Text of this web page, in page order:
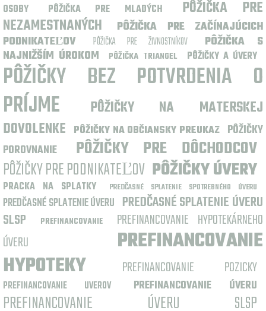
OSOBY
PÔŽIČKA PRE MLADÝCH
PÔŽIČKA PRE
NEZAMESTNANÝCH
PÔŽIČKA PRE ZAČÍNAJÚCICH
PODNIKATEĽOV
PÔŽIČKA PRE ŽIVNOSTNÍKOV
PÔŽIČKA S
NAJNIŽŠÍM ÚROKOM
PÔŽIČKA TRIANGEL PÔŽIČKY A ÚVERY
PÔŽIČKY BEZ POTVRDENIA O
PRÍJME
PÔŽIČKY NA MATERSKEJ
DOVOLENKE PÔŽIČKY NA OBČIANSKY PREUKAZ PÔŽIČKY
POROVNANIE
PÔŽIČKY PRE DÔCHODCOV
PÔŽIČKY PRE PODNIKATEĽOV PÔŽIČKY ÚVERY
PRACKA NA SPLATKY PREDČASNÉ SPLATENIE SPOTREBNÉHO ÚVERU
PREDČASNÉ SPLATENIE ÚVERU PREDČASNÉ SPLATENIE ÚVERU
SLSP
PREFINANCOVANIE
PREFINANCOVANIE HYPOTEKÁRNEHO
ÚVERU
PREFINANCOVANIE
HYPOTEKY
PREFINANCOVANIE POZICKY
PREFINANCOVANIE UVEROV PREFINANCOVANIE ÚVERU
PREFINANCOVANIE ÚVERU SLSP